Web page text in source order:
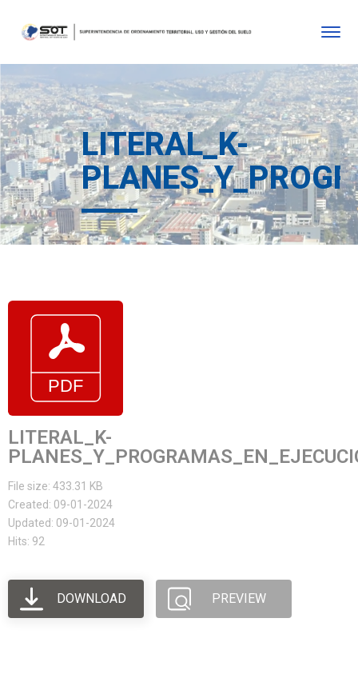
LITERAL_K-
LITERAL_K-
File size: 433.31 KB
Created: 09-01-2024
Updated: 09-01-2024
Hits: 92
DOWNLOAD PREVIEW